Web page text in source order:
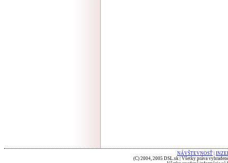
NÁVŠTEVNOSŤ
(C) 2004, 2005 DSL.sk | Všetky práva